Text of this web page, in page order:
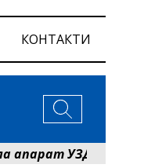
КОНТАКТИ
УЗД та обладнання